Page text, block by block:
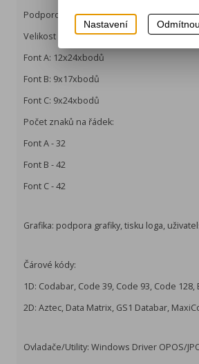
Podporovaná čeština
Velikost znaků:
Font A: 12x24xbodů
Font B: 9x17xbodů
Font C: 9x24xbodů
Počet znaků na řádek:
Font A - 32
Font B - 42
Font C - 42
Grafika: podpora grafiky, tisku loga,
Čárové kódy:
1D: Codabar, Code 39, Code 93, Code 128,
2D: Aztec, Data Matrix, GS1 Databar,
Ovladače/Utility: Windows Driver OPOS/
Nastavení